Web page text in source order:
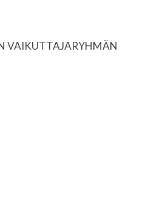
VAIKUTTAJARYHMÄN